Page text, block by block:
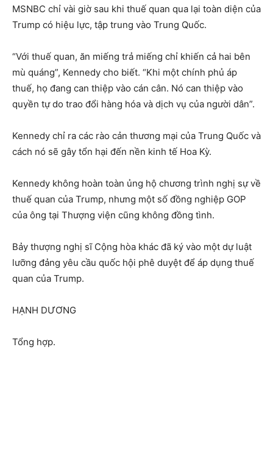
MSNBC chỉ vài giờ sau khi thuế quan qua lại toàn diện của
Trump có hiệu lực, tập trung vào Trung Quốc.
“Với thuế quan, ăn miếng trả miếng chỉ khiến cả hai bên
mù quáng”, Kennedy cho biết. “Khi một chính phủ áp
thuế, họ đang can thiệp vào cán cân. Nó can thiệp vào
quyền tự do trao đổi hàng hóa và dịch vụ của người dân”.
Kennedy chỉ ra các rào cản thương mại của Trung Quốc và
cách nó sẽ gây tổn hại đến nền kinh tế Hoa Kỳ.
Kennedy không hoàn toàn ủng hộ chương trình nghị sự về
thuế quan của Trump, nhưng một số đồng nghiệp GOP
của ông tại Thượng viện cũng không đồng tình.
Bảy thượng nghị sĩ Cộng hòa khác đã ký vào một dự luật
lưỡng đảng yêu cầu quốc hội phê duyệt để áp dụng thuế
quan của Trump.
HẠNH DƯƠNG
Tổng hợp.